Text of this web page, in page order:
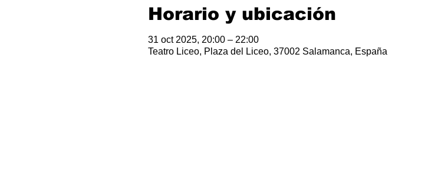
Horario y ubicación
31 oct 2025, 20:00 – 22:00
Teatro Liceo, Plaza del Liceo, 37002 Salamanca, España